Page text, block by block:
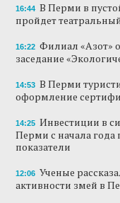
Ученые рассказали о
змей в Пермском
Ученые начали
Кунгурской
16:44 В Перми в
пройдет
16:22 Филиал «Азот»
заседание
14:53 В Перми
оформление
14:25 Инвестиции в
Перми с начала
показатели
12:06 Ученые
активности змей в